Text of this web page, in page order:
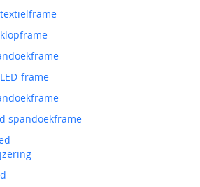
frame
spandoekframe